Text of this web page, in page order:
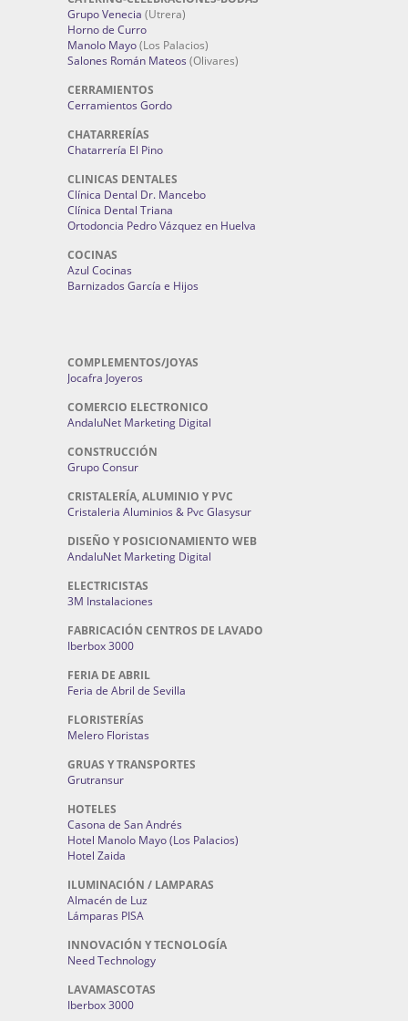
Grupo Venecia (Utrera)
Horno de Curro
Manolo Mayo(Los Palacios)
Salones Román Mateos (Olivares)
CERRAMIENTOS
Cerramientos Gordo
CHATARRERÍAS
Chatarrería El Pino
CLINICAS DENTALES
Clínica Dental Dr. Mancebo
Clínica Dental Triana
Ortodoncia Pedro Vázquez en Huelva
COCINAS
Azul Cocinas
Barnizados García e Hijos
COMPLEMENTOS/JOYAS
Jocafra Joyeros
COMERCIO ELECTRONICO
AndaluNet Marketing Digital
CONSTRUCCIÓN
Grupo Consur
CRISTALERÍA, ALUMINIO Y PVC
Cristaleria Aluminios & Pvc Glasysur
DISEÑO Y POSICIONAMIENTO WEB
AndaluNet Marketing Digital
ELECTRICISTAS
3M Instalaciones
FABRICACIÓN CENTROS DE LAVADO
Iberbox 3000
FERIA DE ABRIL
Feria de Abril de Sevilla
FLORISTERÍAS
Melero Floristas
GRUAS Y TRANSPORTES
Grutransur
HOTELES
Casona de San Andrés
Hotel Manolo Mayo (Los Palacios)
Hotel Zaida
ILUMINACIÓN / LAMPARAS
Almacén de Luz
Lámparas PISA
INNOVACIÓN Y TECNOLOGÍA
Need Technology
LAVAMASCOTAS
Iberbox 3000